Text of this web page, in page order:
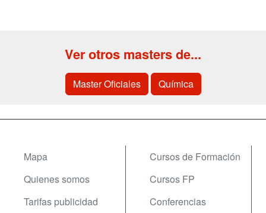
Ver otros masters de...
Master Oficiales Química
Mapa
Quienes somos
Tarifas publicidad
Cursos de Formación
Cursos FP
Conferencias